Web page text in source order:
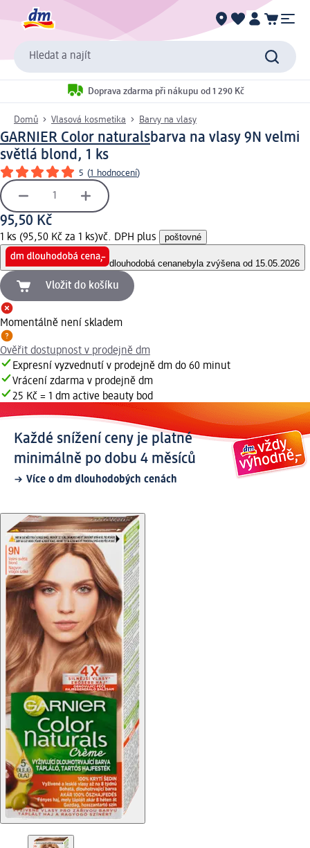
Hledat a najít
Doprava zdarma při nákupu od 1 290 Kč
Domů Vlasová kosmetika Barvy na vlasy
GARNIER Color naturalsbarva na vlasy 9N velmi
světlá blond, 1 ks
5 (1 hodnocení)
95,50 Kč
1 ks (95,50 Kč za 1 ks)vč. DPH plus poštovné
dlouhodobá cenanebyla zvýšena od 15.05.2026
Vložit do košíku
Momentálně není skladem
Ověřit dostupnost v prodejně dm
Expresní vyzvednutí v prodejně dm do 60 minut
Vrácení zdarma v prodejně dm
25 Kč = 1 dm active beauty bod
Každé snížení ceny je platné
minimálně po dobu 4 měsíců
Více o dm dlouhodobých cenách